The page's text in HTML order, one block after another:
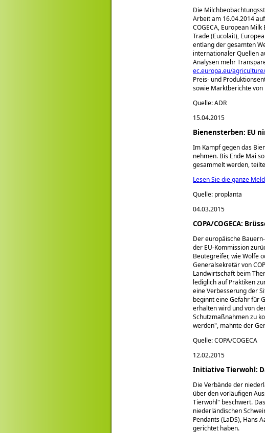
Die
Arbeit am 16.04.2014
COGECA, European
Trade (Eucolait),
entlang der gesamten
internationaler Quellen
Analysen mehr
ec.europa.eu/
Preis- und
sowie Marktberichte
Quelle: ADR
15.04.2015
Bienensterben: EU
Im Kampf gegen das
nehmen. Bis Ende Mai
gesammelt werden,
Lesen Sie die ganze
Quelle: proplanta
04.03.2015
COPA/COGECA:
Der europäische
der EU-Kommission
Beutegreifer, wie Wölfe
Generalsekretär von
Landwirtschaft beim
lediglich auf Praktiken
eine Verbesserung der
beginnt eine Gefahr für
erhalten wird und von
Schutzmaßnahmen zu
werden , mahnte der
Quelle: COPA/COGECA
12.02.2015
Initiative Tierwohl:
Die Verbände der
über den vorläufigen
Tierwohl beschwert.
niederländischen
Pendants (LaDS), Hans
gerichtet haben.